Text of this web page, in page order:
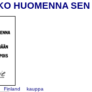
HUOMENNA
Finland kauppa